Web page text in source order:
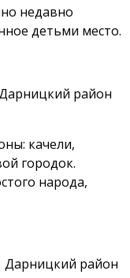
недавно
детьми место.
район
качели,
городок.
народа,
Дарницкий район